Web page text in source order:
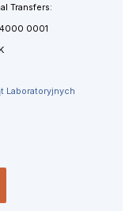
Transfers:
4000 0001
Laboratoryjnych